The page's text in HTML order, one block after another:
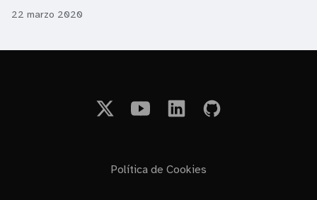
22 marzo 2020
Política de Cookies